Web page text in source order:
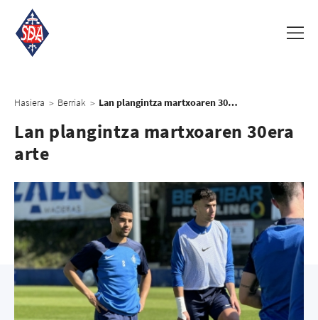
Hasiera > Berriak > Lan plangintza martxoaren 30era arte
Lan plangintza martxoaren 30era
arte